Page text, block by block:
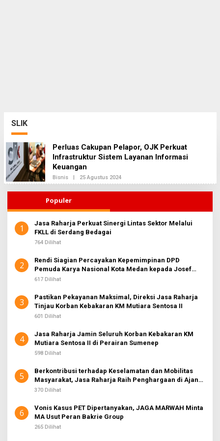
SLIK
Perluas Cakupan Pelapor, OJK Perkuat
Infrastruktur Sistem Layanan Informasi
Keuangan
Bisnis | 25 Agustus 2024O
L
E
E
A
Populer
1
Jasa Raharja Perkuat Sinergi Lintas Sektor Melalui
FKLL di Serdang Bedagai
764 Dilihat
2
Rendi Siagian Percayakan Kepemimpinan DPD
Pemuda Karya Nasional Kota Medan kepada Josef
Sembiring
617 Dilihat
3
Pastikan Pekayanan Maksimal, Direksi Jasa Raharja
Tinjau Korban Kebakaran KM Mutiara Sentosa II
601 Dilihat
4
Jasa Raharja Jamin Seluruh Korban Kebakaran KM
Mutiara Sentosa II di Perairan Sumenep
598 Dilihat
5
Berkontribusi terhadap Keselamatan dan Mobilitas
Masyarakat, Jasa Raharja Raih Penghargaan di Ajang
Transportasi Indonesia Awards 2026
370 Dilihat
6
Vonis Kasus PET Dipertanyakan, JAGA MARWAH Minta
MA Usut Peran Bakrie Group
265 Dilihat